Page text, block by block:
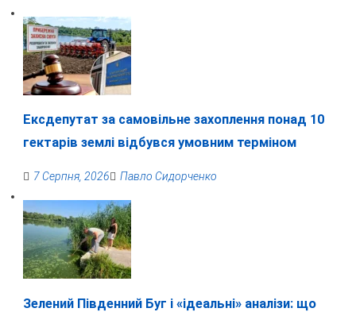
Ексдепутат за самовільне захоплення понад 10
гектарів землі відбувся умовним терміном
7 Серпня, 2026 Павло Сидорченко
Зелений Південний Буг і «ідеальні» аналізи: що